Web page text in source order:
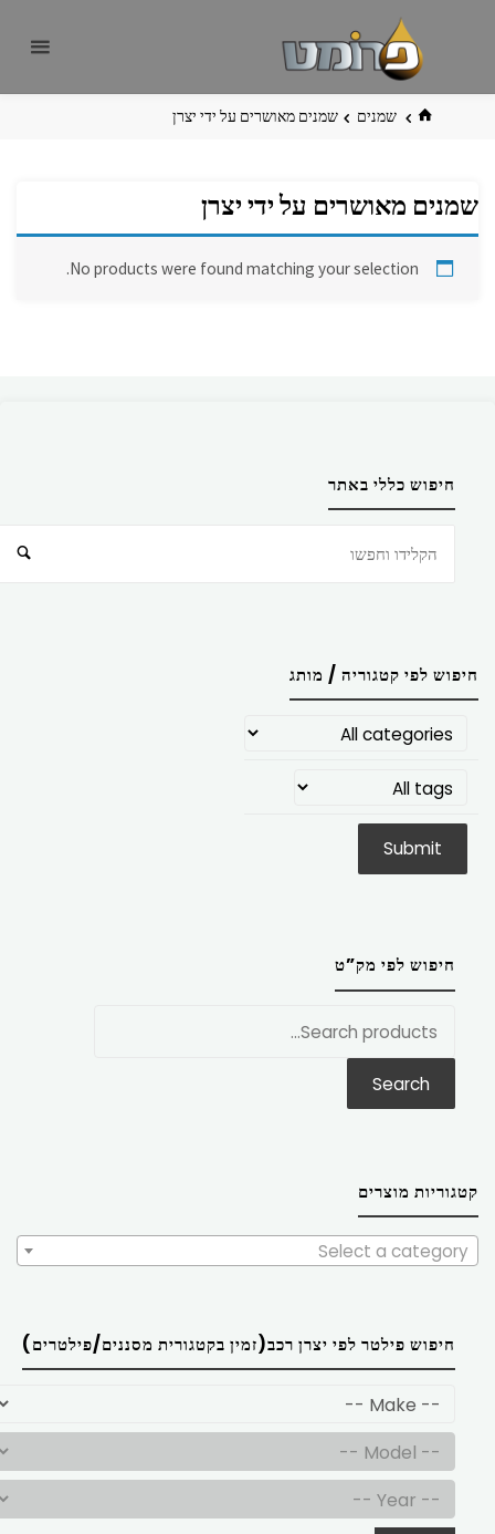
בית שמנים שמנים מאושרים על ידי יצרן
שמנים מאושרים על ידי יצרן
No products were found matching your selection.
חיפוש כללי באתר
חיפוש לפי קטגוריה / מותג
חיפוש לפי מק”ט
Search
קטגוריות מוצרים
Select a category
חיפוש פילטר לפי יצרן רכב(זמין בקטגורית מסננים/פילטרים)